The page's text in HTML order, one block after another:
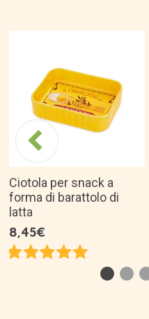
Ciotola per snack a
forma di barattolo di
latta
8,45€